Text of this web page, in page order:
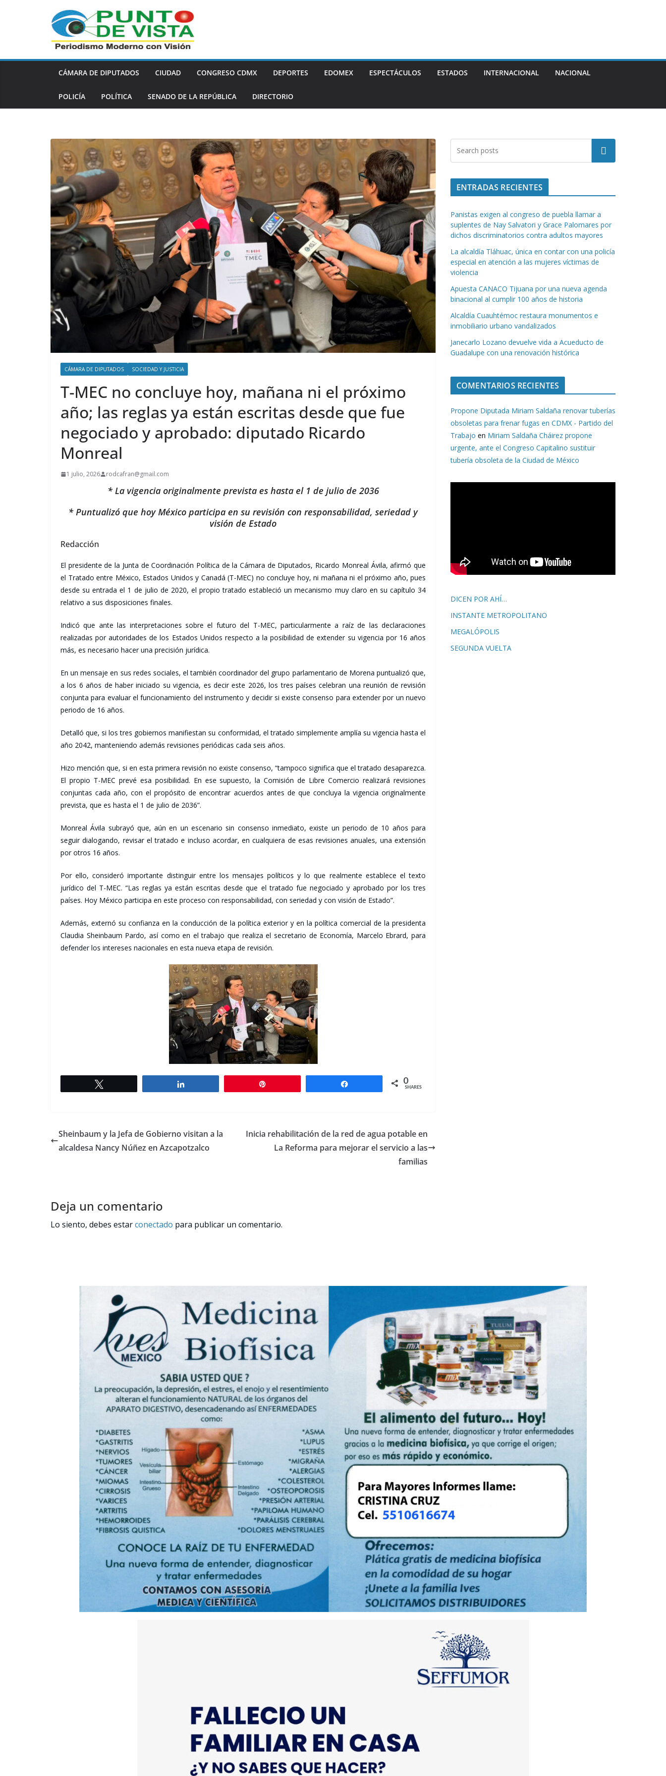
CÁMARA DE DIPUTADOS CIUDAD CONGRESO CDMX DEPORTES EDOMEX ESPECTÁCULOS ESTADOS INTERNACIONAL NACIONAL
POLICÍA POLÍTICA SENADO DE LA REPÚBLICA DIRECTORIO
CÁMARA DE DIPUTADOS SOCIEDAD Y JUSTICIA
T-MEC no concluye hoy, mañana ni el próximo
año; las reglas ya están escritas desde que fue
negociado y aprobado: diputado Ricardo
Monreal
1 julio, 2026 rodcafran@gmail.com
* La vigencia originalmente prevista es hasta el 1 de julio de 2036
* Puntualizó que hoy México participa en su revisión con responsabilidad, seriedad y
visión de Estado
Redacción
El presidente de la Junta de Coordinación Política de la Cámara de Diputados, Ricardo Monreal Ávila, afirmó que
el Tratado entre México, Estados Unidos y Canadá (T-MEC) no concluye hoy, ni mañana ni el próximo año, pues
desde su entrada el 1 de julio de 2020, el propio tratado estableció un mecanismo muy claro en su capítulo 34
relativo a sus disposiciones finales.
Indicó que ante las interpretaciones sobre el futuro del T-MEC, particularmente a raíz de las declaraciones
realizadas por autoridades de los Estados Unidos respecto a la posibilidad de extender su vigencia por 16 años
más, es necesario hacer una precisión jurídica.
En un mensaje en sus redes sociales, el también coordinador del grupo parlamentario de Morena puntualizó que,
a los 6 años de haber iniciado su vigencia, es decir este 2026, los tres países celebran una reunión de revisión
conjunta para evaluar el funcionamiento del instrumento y decidir si existe consenso para extender por un nuevo
periodo de 16 años.
Detalló que, si los tres gobiernos manifiestan su conformidad, el tratado simplemente amplía su vigencia hasta el
año 2042, manteniendo además revisiones periódicas cada seis años.
Hizo mención que, si en esta primera revisión no existe consenso, “tampoco significa que el tratado desaparezca.
El propio T-MEC prevé esa posibilidad. En ese supuesto, la Comisión de Libre Comercio realizará revisiones
conjuntas cada año, con el propósito de encontrar acuerdos antes de que concluya la vigencia originalmente
prevista, que es hasta el 1 de julio de 2036”.
Monreal Ávila subrayó que, aún en un escenario sin consenso inmediato, existe un periodo de 10 años para
seguir dialogando, revisar el tratado e incluso acordar, en cualquiera de esas revisiones anuales, una extensión
por otros 16 años.
Por ello, consideró importante distinguir entre los mensajes políticos y lo que realmente establece el texto
jurídico del T-MEC. “Las reglas ya están escritas desde que el tratado fue negociado y aprobado por los tres
países. Hoy México participa en este proceso con responsabilidad, con seriedad y con visión de Estado”.
Además, externó su confianza en la conducción de la política exterior y en la política comercial de la presidenta
Claudia Sheinbaum Pardo, así como en el trabajo que realiza el secretario de Economía, Marcelo Ebrard, para
defender los intereses nacionales en esta nueva etapa de revisión.
0
SHARES
Sheinbaum y la Jefa de Gobierno visitan a la
alcaldesa Nancy Núñez en Azcapotzalco
Inicia rehabilitación de la red de agua potable en
La Reforma para mejorar el servicio a las
familias
Deja un comentario
Lo siento, debes estarconectado para publicar un comentario.
Buscar
ENTRADAS RECIENTES
Panistas exigen al congreso de puebla llamar a
suplentes de Nay Salvatori y Grace Palomares por
dichos discriminatorios contra adultos mayores
La alcaldía Tláhuac, única en contar con una policía
especial en atención a las mujeres víctimas de
violencia
Apuesta CANACO Tijuana por una nueva agenda
binacional al cumplir 100 años de historia
Alcaldía Cuauhtémoc restaura monumentos e
inmobiliario urbano vandalizados
Janecarlo Lozano devuelve vida a Acueducto de
Guadalupe con una renovación histórica
COMENTARIOS RECIENTES
Propone Diputada Miriam Saldaña renovar tuberías
obsoletas para frenar fugas en CDMX - Partido del
Trabajo en Miriam Saldaña Cháirez propone
urgente, ante el Congreso Capitalino sustituir
tubería obsoleta de la Ciudad de México
DICEN POR AHÍ…
INSTANTE METROPOLITANO
MEGALÓPOLIS
SEGUNDA VUELTA